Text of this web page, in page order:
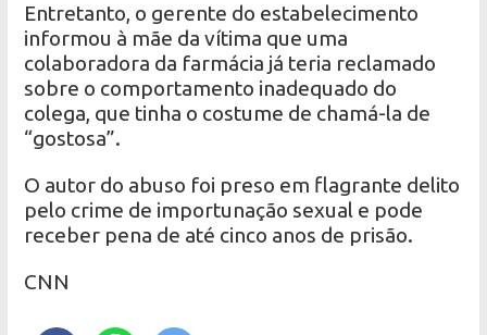
Entretanto, o gerente do estabelecimento
informou à mãe da vítima que uma
colaboradora da farmácia já teria reclamado
sobre o comportamento inadequado do
colega, que tinha o costume de chamá-la de
“gostosa”.
O autor do abuso foi preso em flagrante delito
pelo crime de importunação sexual e pode
receber pena de até cinco anos de prisão.
CNN